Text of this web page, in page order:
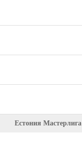
Естония Мастерлига